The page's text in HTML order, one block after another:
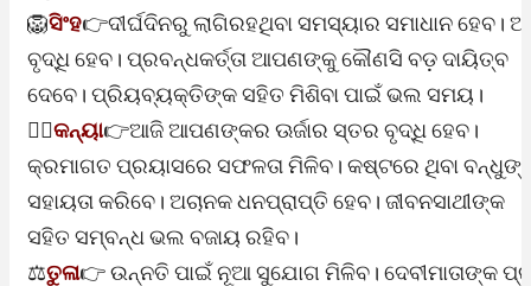
🦁ସିଂହ👉ଦୀର୍ଘଦିନରୁ ଲାଗିରହଥିବା ସମସ୍ୟାର ସମାଧାନ ହେବ।
ବୃଦ୍ଧି ହେବ। ପ୍ରବନ୍ଧକର୍ତ୍ତା ଆପଣଙ୍କୁ କୌଣସି ବଡ଼ ଦାୟିତ୍ବ
ଦେବେ। ପ୍ରିୟବ୍ୟକ୍ତିଙ୍କ ସହିତ ମିଶିବା ପାଇଁ ଭଲ ସମୟ।
🙎‍♀️କନ୍ୟା👉ଆଜି ଆପଣଙ୍କର ଊର୍ଜାର ସ୍ତର ବୃଦ୍ଧି ହେବ।
କ୍ରମାଗତ ପ୍ରୟାସରେ ସଫଳତା ମିଳିବ। କଷ୍ଟରେ ଥିବା
ସହାୟତା କରିବେ। ଅଚାନକ ଧନପ୍ରାପ୍ତି ହେବ। ଜୀବନସାଥୀଙ୍କ
ସହିତ ସମ୍ବନ୍ଧ ଭଲ ବଜାୟ ରହିବ।
⚖️ତୁଳା👉 ଉନ୍ନତି ପାଇଁ ନୂଆ ସୁଯୋଗ ମିଳିବ। ଦେବୀମାତାଙ୍କ